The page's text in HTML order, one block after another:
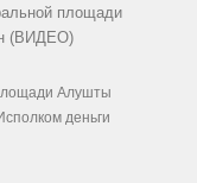
площади
(ВИДЕО)
Алушты
деньги